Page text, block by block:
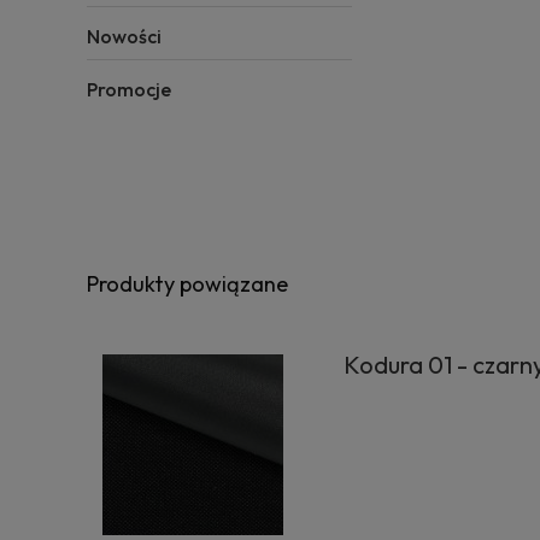
Nowości
Promocje
Produkty powiązane
Kodura 01 -